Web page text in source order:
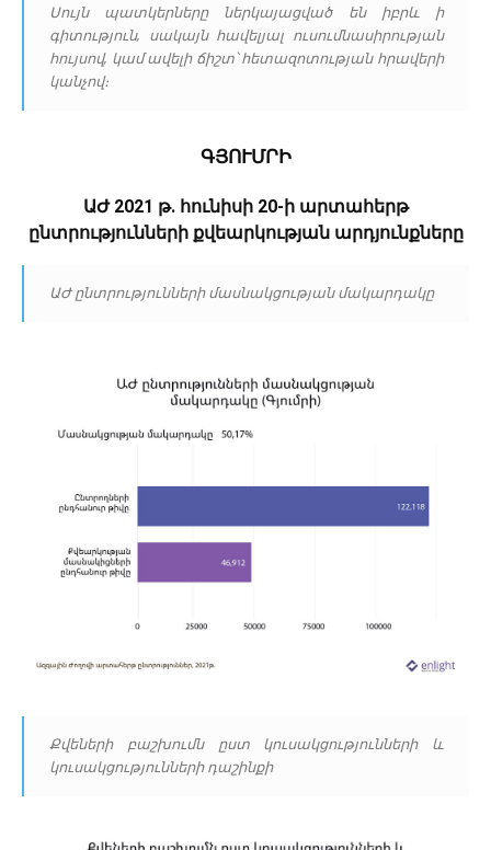
Սույն պատկերները ներկայացված են իբրև ի
գիտություն, սակայն հավելյալ ուսումնասիրության
հույսով, կամ ավելի ճիշտ՝ հետազոտության հրավերի
կանչով։
ԳՅՈՒՄՐԻ
ԱԺ 2021 թ. հունիսի 20-ի արտահերթ
ընտրությունների քվեարկության արդյունքները
ԱԺ ընտրությունների մասնակցության մակարդակը
Քվեների բաշխումն ըստ կուսակցությունների և
կուսակցությունների դաշինքի